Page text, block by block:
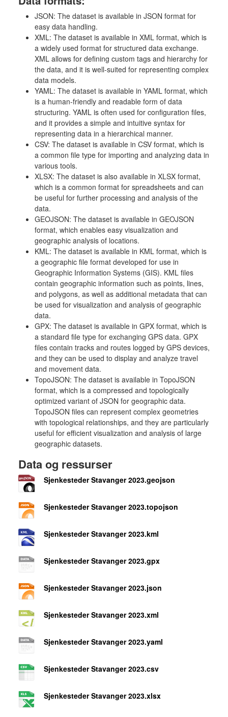
JSON: The dataset is available in JSON format for
easy data handling.
XML: The dataset is available in XML format, which is
a widely used format for structured data exchange.
XML allows for defining custom tags and hierarchy for
the data, and it is well-suited for representing complex
data models.
YAML: The dataset is available in YAML format, which
is a human-friendly and readable form of data
structuring. YAML is often used for configuration files,
and it provides a simple and intuitive syntax for
representing data in a hierarchical manner.
CSV: The dataset is available in CSV format, which is
a common file type for importing and analyzing data in
various tools.
XLSX: The dataset is also available in XLSX format,
which is a common format for spreadsheets and can
be useful for further processing and analysis of the
data.
GEOJSON: The dataset is available in GEOJSON
format, which enables easy visualization and
geographic analysis of locations.
KML: The dataset is available in KML format, which is
a geographic file format developed for use in
Geographic Information Systems (GIS). KML files
contain geographic information such as points, lines,
and polygons, as well as additional metadata that can
be used for visualization and analysis of geographic
data.
GPX: The dataset is available in GPX format, which is
a standard file type for exchanging GPS data. GPX
files contain tracks and routes logged by GPS devices,
and they can be used to display and analyze travel
and movement data.
TopoJSON: The dataset is available in TopoJSON
format, which is a compressed and topologically
optimized variant of JSON for geographic data.
TopoJSON files can represent complex geometries
with topological relationships, and they are particularly
useful for efficient visualization and analysis of large
geographic datasets.
Data og ressurser
Sjenkesteder Stavanger 2023.geojson
Sjenkesteder Stavanger 2023.topojson
Sjenkesteder Stavanger 2023.kml
Sjenkesteder Stavanger 2023.gpx
Sjenkesteder Stavanger 2023.json
Sjenkesteder Stavanger 2023.xml
Sjenkesteder Stavanger 2023.yaml
Sjenkesteder Stavanger 2023.csv
Sjenkesteder Stavanger 2023.xlsx